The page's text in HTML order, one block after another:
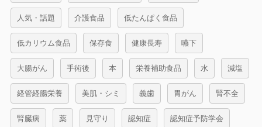
人気・話題 介護食品 低たんぱく食品
低カリウム食品 保存食 健康長寿 嚥下
大腸がん 手術後 本 栄養補助食品 水 減塩
経管経腸栄養 美肌・シミ 義歯 胃がん 腎不全
腎臓病 薬 見守り 認知症 認知症予防学会